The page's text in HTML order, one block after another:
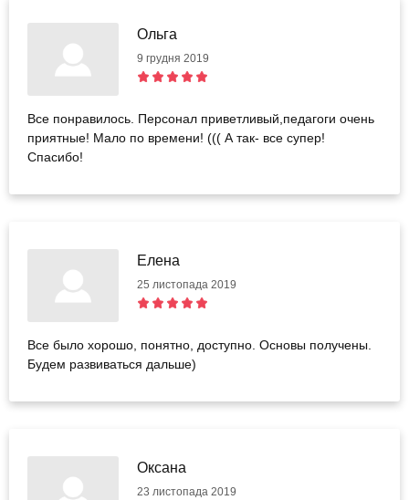
Ольга
9 грудня 2019
Все понравилось. Персонал приветливый,педагоги очень
приятные! Мало по времени! ((( А так- все супер!
Спасибо!
Елена
25 листопада 2019
Все было хорошо, понятно, доступно. Основы получены.
Будем развиваться дальше)
Оксана
23 листопада 2019